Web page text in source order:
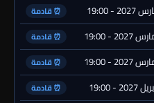
⏰ قادمة
⏰ قادمة
⏰ قادمة
⏰ قادمة